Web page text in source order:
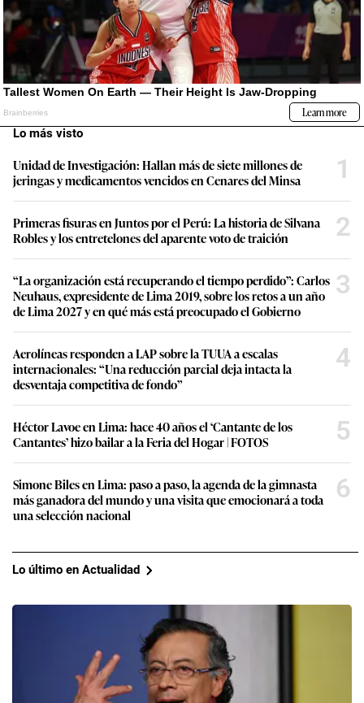
Lo más visto
Unidad de Investigación: Hallan más de siete millones de
jeringas y medicamentos vencidos en Cenares del Minsa
1
Primeras fisuras en Juntos por el Perú: La historia de Silvana
Robles y los entretelones del aparente voto de traición
2
“La organización está recuperando el tiempo perdido”: Carlos
Neuhaus, expresidente de Lima 2019, sobre los retos a un año
de Lima 2027 y en qué más está preocupado el Gobierno
3
Aerolíneas responden a LAP sobre la TUUA a escalas
internacionales: “Una reducción parcial deja intacta la
desventaja competitiva de fondo”
4
Héctor Lavoe en Lima: hace 40 años el ‘Cantante de los
Cantantes’ hizo bailar a la Feria del Hogar | FOTOS
5
Simone Biles en Lima: paso a paso, la agenda de la gimnasta
más ganadora del mundo y una visita que emocionará a toda
una selección nacional
6
Lo último en Actualidad